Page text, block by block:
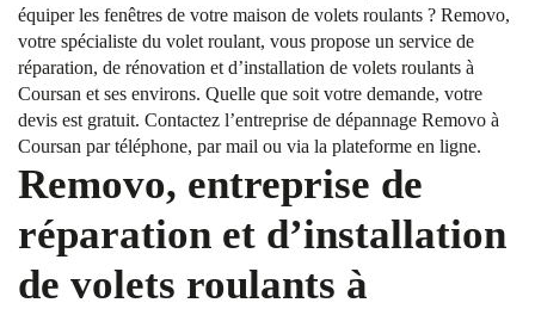
équiper les fenêtres de votre maison de volets roulants ? Removo,
votre spécialiste du volet roulant, vous propose un service de
réparation, de rénovation et d’installation de volets roulants à
Coursan et ses environs. Quelle que soit votre demande, votre
devis est gratuit. Contactez l’entreprise de dépannage Removo à
Coursan par téléphone, par mail ou via la plateforme en ligne.
Removo, entreprise de
réparation et d’installation
de volets roulants à